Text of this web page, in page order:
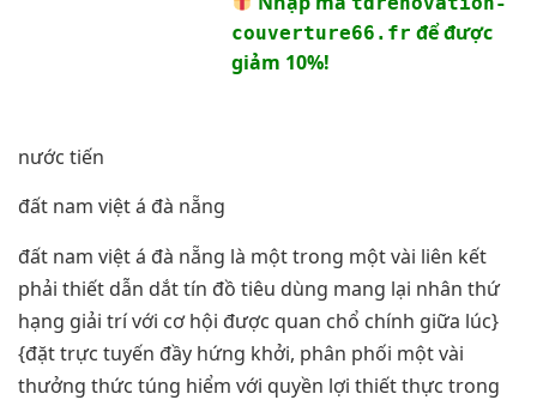
couverture66.fr để được
giảm 10%!
nước tiến
đất nam việt á đà nẵng
đất nam việt á đà nẵng là một trong một vài liên kết
phải thiết dẫn dắt tín đồ tiêu dùng mang lại nhân thứ
hạng giải trí với cơ hội được quan chổ chính giữa lúc}
{đặt trực tuyến đầy hứng khởi, phân phối một vài
thưởng thức túng hiểm với quyền lợi thiết thực trong